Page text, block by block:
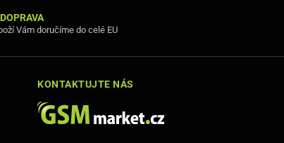
Vám doručíme do celé EU
KONTAKTUJTE NÁS